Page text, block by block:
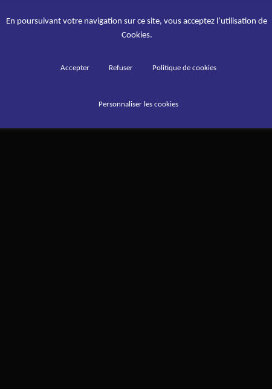
En poursuivant votre navigation sur ce site, vous acceptez l’utilisation de
Cookies.
Accepter Refuser Politique de cookies
Personnaliser les cookies